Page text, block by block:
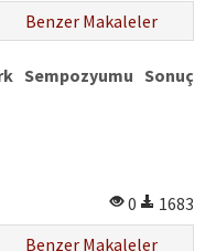
Benzer Makaleler
Sempozyumu Sonuç
0
1683
Benzer Makaleler